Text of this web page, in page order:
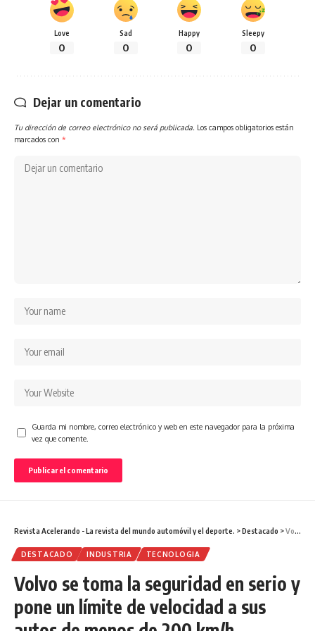
Love
0
Sad
0
Happy
0
Sleepy
0
Dejar un comentario
Tu dirección de correo electrónico no será publicada. Los campos obligatorios están
marcados con *
Guarda mi nombre, correo electrónico y web en este navegador para la próxima
vez que comente.
Revista Acelerando - La revista del mundo automóvil y el deporte. >Destacado >Volvo se toma la seguridad en serio y pone un límite de velocidad a sus autos de menos de 200 km/h
DESTACADO INDUSTRIA TECNOLOGIA
Volvo se toma la seguridad en serio y
pone un límite de velocidad a sus